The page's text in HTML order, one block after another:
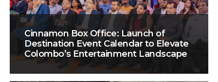
Cinnamon Box Office: Launch of
Destination Event Calendar to Elevate
Colombo’s Entertainment Landscape